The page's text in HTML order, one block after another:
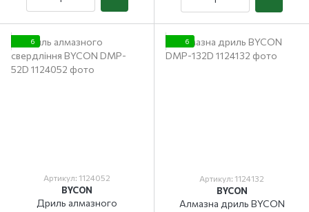
6
Артикул: 1124052
BYCON
Дриль алмазного
6
Артикул: 1124132
BYCON
Алмазна дриль BYCON